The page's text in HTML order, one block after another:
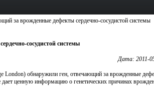
за врожденные дефекты сердечно-сосудистой системы
сосудистой системы
Дата: 2011-
London) обнаружили ген, отвечающий за врожденные
дает ценную информацию о генетических причинах